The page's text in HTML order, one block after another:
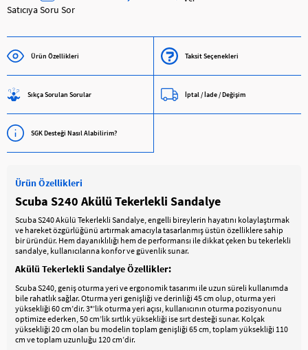
Satıcıya Soru Sor
Ürün Özellikleri Taksit Seçenekleri
Sıkça Sorulan Sorular İptal / İade / Değişim
SGK Desteği Nasıl Alabilirim?
Ürün Özellikleri
Scuba S240 Akülü Tekerlekli Sandalye
Scuba S240 Akülü Tekerlekli Sandalye, engelli bireylerin hayatını kolaylaştırmak
ve hareket özgürlüğünü artırmak amacıyla tasarlanmış üstün özelliklere sahip
bir üründür. Hem dayanıklılığı hem de performansı ile dikkat çeken bu tekerlekli
sandalye, kullanıcılarına konfor ve güvenlik sunar.
Akülü Tekerlekli Sandalye Özellikler:
Scuba S240, geniş oturma yeri ve ergonomik tasarımı ile uzun süreli kullanımda
bile rahatlık sağlar. Oturma yeri genişliği ve derinliği 45 cm olup, oturma yeri
yüksekliği 60 cm’dir. 3°’lik oturma yeri açısı, kullanıcının oturma pozisyonunu
optimize ederken, 50 cm’lik sırtlık yüksekliği ise sırt desteği sunar. Kolçak
yüksekliği 20 cm olan bu modelin toplam genişliği 65 cm, toplam yüksekliği 110
cm ve toplam uzunluğu 120 cm’dir.